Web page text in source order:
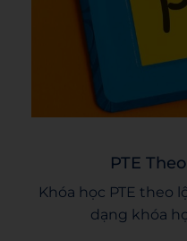
PTE
Khóa học PTE theo
dạng khóa